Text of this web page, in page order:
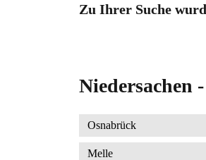
Zu Ihrer Suche
Niedersachen
Osnabrück
Melle